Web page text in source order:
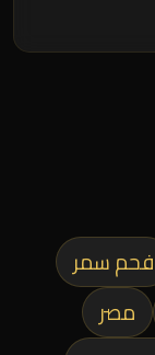
فحم سمر
مصر